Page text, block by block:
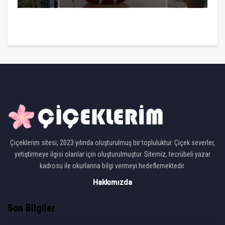
Çiçeklerim sitesi, 2023 yılında oluşturulmuş bir topluluktur. Çiçek severler,
yetiştirmeye ilgisi olanlar için oluşturulmuştur. Sitemiz, tecrübeli yazar
kadrosu ile okurlarına bilgi vermeyi hedeflemektedir.
Hakkımızda
Son Bilgiler